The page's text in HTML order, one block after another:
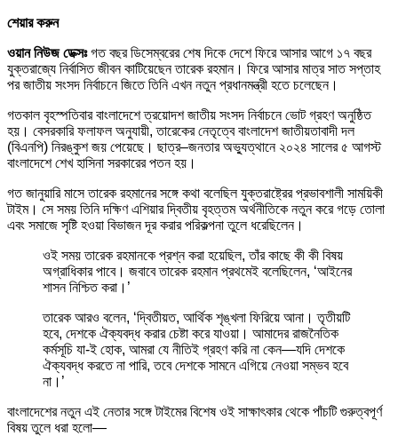
শেয়ার করুন
ওয়ান নিউজ ডেক্সঃগত বছর ডিসেম্বরের শেষ দিকে দেশে ফিরে আসার আগে ১৭ বছর
যুক্তরাজ্যে নির্বাসিত জীবন কাটিয়েছেন তারেক রহমান। ফিরে আসার মাত্র সাত সপ্তাহ
পর জাতীয় সংসদ নির্বাচনে জিতে তিনি এখন নতুন প্রধানমন্ত্রী হতে চলেছেন।
গতকাল বৃহস্পতিবার বাংলাদেশে ত্রয়োদশ জাতীয় সংসদ নির্বাচনে ভোট গ্রহণ অনুষ্ঠিত
হয়। বেসরকারি ফলাফল অনুযায়ী, তারেকের নেতৃত্বে বাংলাদেশ জাতীয়তাবাদী দল
(বিএনপি) নিরঙ্কুশ জয় পেয়েছে। ছাত্র–জনতার অভ্যুত্থানে ২০২৪ সালের ৫ আগস্ট
বাংলাদেশে শেখ হাসিনা সরকারের পতন হয়।
গত জানুয়ারি মাসে তারেক রহমানের সঙ্গে কথা বলেছিল যুক্তরাষ্ট্রের প্রভাবশালী সাময়িকী
টাইম। সে সময় তিনি দক্ষিণ এশিয়ার দ্বিতীয় বৃহত্তম অর্থনীতিকে নতুন করে গড়ে তোলা
এবং সমাজে সৃষ্টি হওয়া বিভাজন দূর করার পরিকল্পনা তুলে ধরেছিলেন।
ওই সময় তারেক রহমানকে প্রশ্ন করা হয়েছিল, তাঁর কাছে কী কী বিষয়
অগ্রাধিকার পাবে। জবাবে তারেক রহমান প্রথমেই বলেছিলেন, ‘আইনের
শাসন নিশ্চিত করা।’
তারেক আরও বলেন, ‘দ্বিতীয়ত, আর্থিক শৃঙ্খলা ফিরিয়ে আনা। তৃতীয়টি
হবে, দেশকে ঐক্যবদ্ধ করার চেষ্টা করে যাওয়া। আমাদের রাজনৈতিক
কর্মসূচি যা-ই হোক, আমরা যে নীতিই গ্রহণ করি না কেন—যদি দেশকে
ঐক্যবদ্ধ করতে না পারি, তবে দেশকে সামনে এগিয়ে নেওয়া সম্ভব হবে
না।’
বাংলাদেশের নতুন এই নেতার সঙ্গে টাইমের বিশেষ ওই সাক্ষাৎকার থেকে পাঁচটি গুরুত্বপূর্ণ
বিষয় তুলে ধরা হলো—